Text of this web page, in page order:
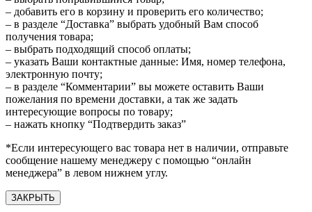
– добавить его в корзину и проверить его количество;
– в разделе “Доставка” выбрать удобный Вам способ
получения товара;
– выбрать подходящий способ оплаты;
– указать Ваши контактные данные: Имя, номер телефона,
электронную почту;
– в разделе “Комментарии” вы можете оставить Ваши
пожелания по времени доставки, а так же задать
интересующие вопросы по товару;
– нажать кнопку “Подтвердить заказ”
*Если интересующего вас товара нет в наличии, отправьте
сообщение нашему менеджеру с помощью “онлайн
менеджера” в левом нижнем углу.
ЗАКРЫТЬ